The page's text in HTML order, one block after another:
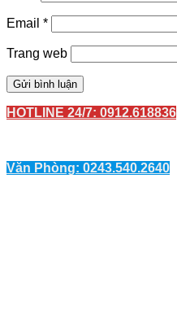
Email *
Trang web
HOTLINE 24/7: 0912.618836
Văn Phòng: 0243.540.2640